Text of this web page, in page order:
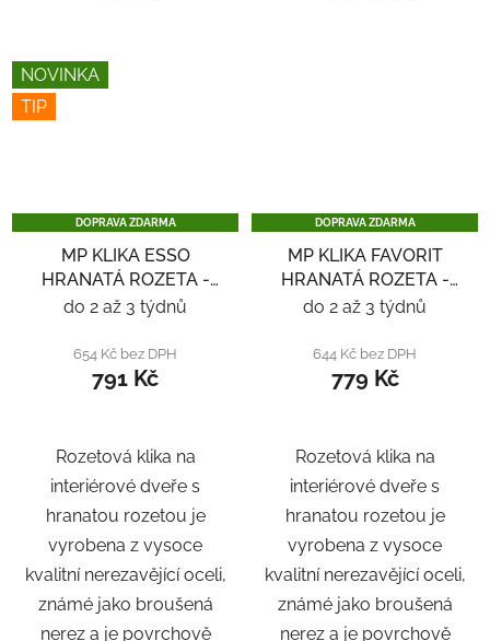
NOVINKA
TIP
DOPRAVA ZDARMA
MP KLIKA ESSO
HRANATÁ ROZETA -
ČERNÁ
do 2 až 3 týdnů
654 Kč bez DPH
791 Kč
Rozetová klika na
interiérové ​​dveře s
hranatou rozetou je
vyrobena z vysoce
kvalitní nerezavějící oceli,
známé jako broušená
nerez a je povrchově
DOPRAVA ZDARMA
MP KLIKA FAVORIT
HRANATÁ ROZETA -
ČERNÁ
do 2 až 3 týdnů
644 Kč bez DPH
779 Kč
Rozetová klika na
interiérové ​​dveře s
hranatou rozetou je
vyrobena z vysoce
kvalitní nerezavějící oceli,
známé jako broušená
nerez a je povrchově